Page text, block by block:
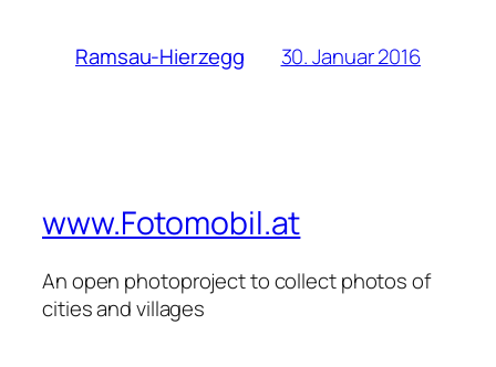
Ramsau-Hierzegg 30. Januar 2016
www.Fotomobil.at
An open photoproject to collect photos of
cities and villages